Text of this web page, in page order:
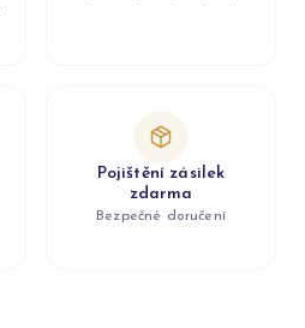
Pojištění zásilek
zdarma
Bezpečné doručení